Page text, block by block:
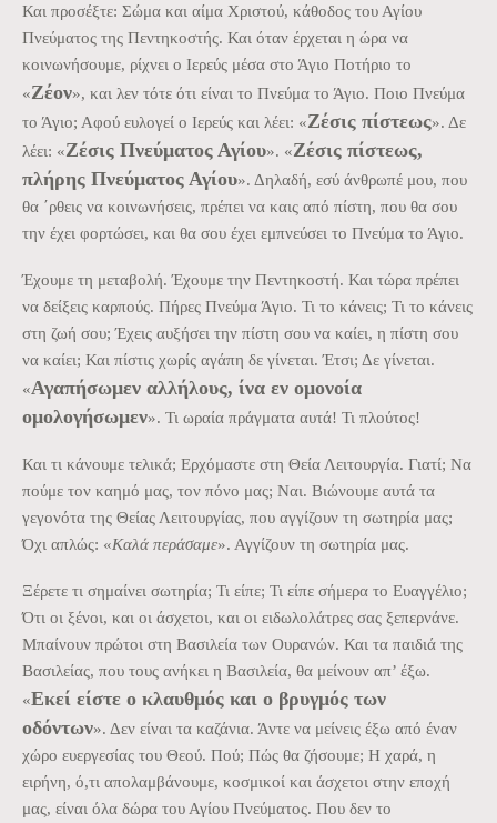
Και προσέξτε: Σώμα και αίμα Χριστού, κάθοδος του Αγίου
Πνεύματος της Πεντηκοστής. Και όταν έρχεται η ώρα να
κοινωνήσουμε, ρίχνει ο Ιερεύς μέσα στο Άγιο Ποτήριο το
«Ζέον», και λεν τότε ότι είναι το Πνεύμα το Άγιο. Ποιο Πνεύμα
το Άγιο; Αφού ευλογεί ο Ιερεύς και λέει: «Ζέσις πίστεως». Δε
λέει: «Ζέσις Πνεύματος Αγίου». «Ζέσις πίστεως,
πλήρης Πνεύματος Αγίου». Δηλαδή, εσύ άνθρωπέ μου, που
θα ΄ρθεις να κοινωνήσεις, πρέπει να καις από πίστη, που θα σου
την έχει φορτώσει, και θα σου έχει εμπνεύσει το Πνεύμα το Άγιο.
Έχουμε τη μεταβολή. Έχουμε την Πεντηκοστή. Και τώρα πρέπει
να δείξεις καρπούς. Πήρες Πνεύμα Άγιο. Τι το κάνεις; Τι το κάνεις
στη ζωή σου; Έχεις αυξήσει την πίστη σου να καίει, η πίστη σου
να καίει; Και πίστις χωρίς αγάπη δε γίνεται. Έτσι; Δε γίνεται.
«Αγαπήσωμεν αλλήλους, ίνα εν ομονοία
ομολογήσωμεν». Τι ωραία πράγματα αυτά! Τι πλούτος!
Και τι κάνουμε τελικά; Ερχόμαστε στη Θεία Λειτουργία. Γιατί; Να
πούμε τον καημό μας, τον πόνο μας; Ναι. Βιώνουμε αυτά τα
γεγονότα της Θείας Λειτουργίας, που αγγίζουν τη σωτηρία μας;
Όχι απλώς: «Καλά περάσαμε». Αγγίζουν τη σωτηρία μας.
Ξέρετε τι σημαίνει σωτηρία; Τι είπε; Τι είπε σήμερα το Ευαγγέλιο;
Ότι οι ξένοι, και οι άσχετοι, και οι ειδωλολάτρες σας ξεπερνάνε.
Μπαίνουν πρώτοι στη Βασιλεία των Ουρανών. Και τα παιδιά της
Βασιλείας, που τους ανήκει η Βασιλεία, θα μείνουν απ’ έξω.
«Εκεί είστε ο κλαυθμός και ο βρυγμός των
οδόντων». Δεν είναι τα καζάνια. Άντε να μείνεις έξω από έναν
χώρο ευεργεσίας του Θεού. Πού; Πώς θα ζήσουμε; Η χαρά, η
ειρήνη, ό,τι απολαμβάνουμε, κοσμικοί και άσχετοι στην εποχή
μας, είναι όλα δώρα του Αγίου Πνεύματος. Που δεν το